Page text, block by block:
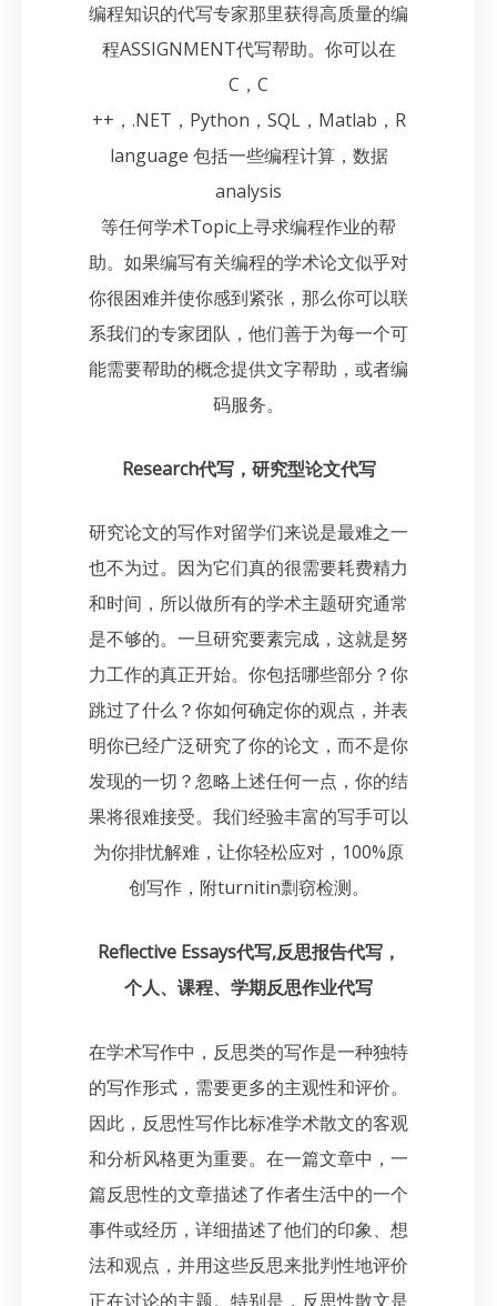
编程知识的代写专家那里获得高质量的编
程ASSIGNMENT代写帮助。你可以在
C，C
++，.NET，Python，SQL，Matlab，R
language 包括一些编程计算，数据
analysis
等任何学术Topic上寻求编程作业的帮
助。如果编写有关编程的学术论文似乎对
你很困难并使你感到紧张，那么你可以联
系我们的专家团队，他们善于为每一个可
能需要帮助的概念提供文字帮助，或者编
码服务。
Research代写，研究型论文代写
研究论文的写作对留学们来说是最难之一
也不为过。因为它们真的很需要耗费精力
和时间，所以做所有的学术主题研究通常
是不够的。一旦研究要素完成，这就是努
力工作的真正开始。你包括哪些部分？你
跳过了什么？你如何确定你的观点，并表
明你已经广泛研究了你的论文，而不是你
发现的一切？忽略上述任何一点，你的结
果将很难接受。我们经验丰富的写手可以
为你排忧解难，让你轻松应对，100%原
创写作，附turnitin剽窃检测。
Reflective Essays代写,反思报告代写，
个人、课程、学期反思作业代写
在学术写作中，反思类的写作是一种独特
的写作形式，需要更多的主观性和评价。
因此，反思性写作比标准学术散文的客观
和分析风格更为重要。在一篇文章中，一
篇反思性的文章描述了作者生活中的一个
事件或经历，详细描述了他们的印象、想
法和观点，并用这些反思来批判性地评价
正在讨论的主题。特别是，反思性散文是